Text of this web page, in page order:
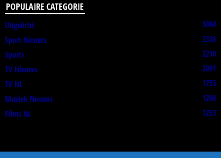
POPULAIRE CATEGORIE
Uitgelicht
5004
Sport Nieuws
2326
Sports
2210
TV Nieuws
2097
TV NL
1755
Muziek Nieuws
1268
Films NL
1253